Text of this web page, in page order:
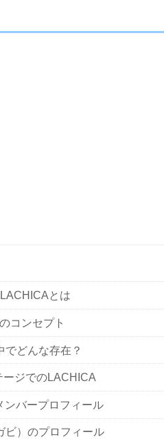
とは
コンセプト
でどんな存在？
ージでのLACHICA
ンバープロフィール
ビ）のプロフィール